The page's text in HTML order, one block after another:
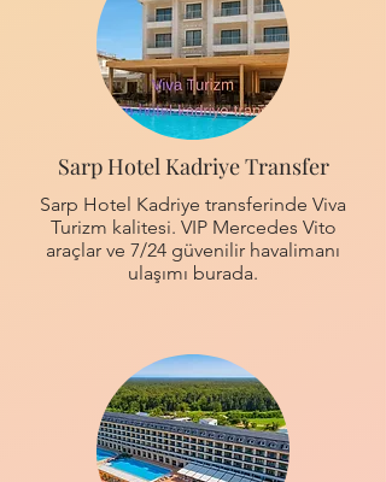
Sarp Hotel Kadriye Transfer
Sarp Hotel Kadriye transferinde Viva
Turizm kalitesi. VIP Mercedes Vito
araçlar ve 7/24 güvenilir havalimanı
ulaşımı burada.